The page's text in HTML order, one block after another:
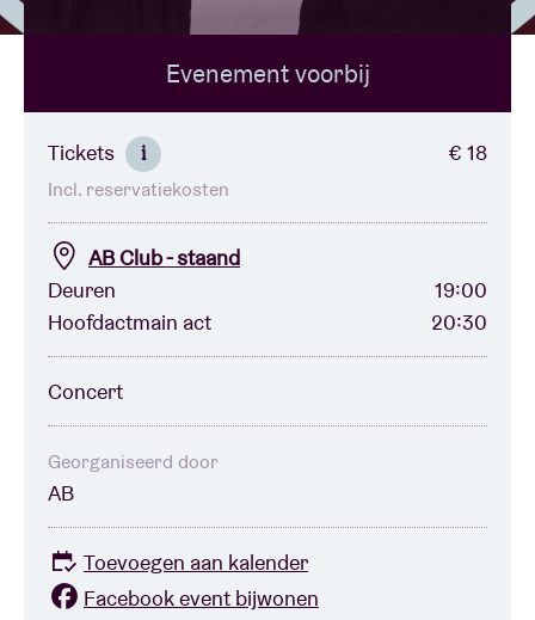
BRDCST
ABtv
Concertcheque
Over AB
Contact
Evenement voorbij
Tickets i € 18
Incl. reservatiekosten
AB Club - staand
Deuren
19:00
Hoofdactmain act
20:30
Concert
Georganiseerd door
AB
Toevoegen aan kalender
Facebook event bijwonen